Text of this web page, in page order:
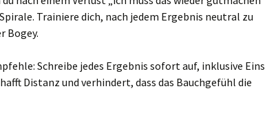
Trainiere dich, nach jedem Ergebnis neutral zu
Bogey.
Schreibe jedes Ergebnis sofort auf, inklusive
Distanz und verhindert, dass das Bauchgefühl die